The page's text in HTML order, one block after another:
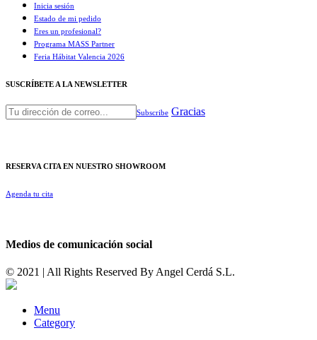
Inicia sesión
Estado de mi pedido
Eres un profesional?
Programa MASS Partner
Feria Hábitat Valencia 2026​
SUSCRÍBETE A LA NEWSLETTER
Subscribe Gracias
RESERVA CITA EN NUESTRO SHOWROOM
Agenda tu cita
Medios de comunicación social
© 2021 | All Rights Reserved ByAngel Cerdá S.L.
Menu
Category